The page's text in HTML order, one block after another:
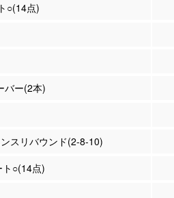
○(14点)
バー(2本)
スリバウンド(2-8-10)
○(14点)